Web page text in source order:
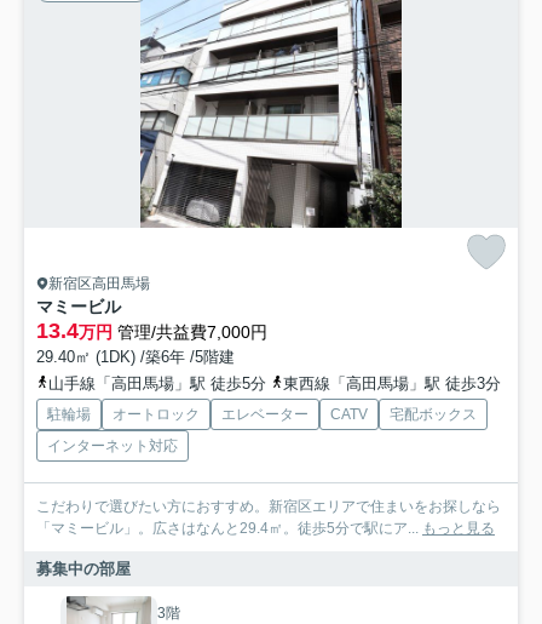
新宿区高田馬場
マミービル
13.4万円 管理/共益費7,000円
29.40㎡ (1DK) /築6年 /5階建
山手線「高田馬場」駅 徒歩5分
東西線「高田馬場」駅 徒歩3分
駐輪場 オートロック エレベーター CATV
宅配ボックス
インターネット対応
こだわりで選びたい方におすすめ。新宿区エリアで住まいをお探しなら
「マミービル」。広さはなんと29.4㎡。徒歩5分で駅にア... もっと見る
募集中の部屋
3階